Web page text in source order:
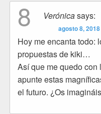
8 Verónicasays:
agosto 8,
Hoy me encanta todo:
propuestas de kiki…
Así que me quedo
apunte estas
el futuro. ¿Os